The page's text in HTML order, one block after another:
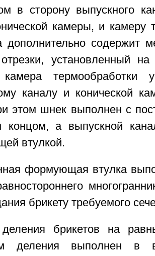
в сторону выпускного
камеры, и камеру
дополнительно содержит
установленный на
термообработки
каналу и конической
этом шнек выполнен с
концом, а выпускной
втулкой.
формующая втулка
брикету требуемого
брикетов на
деления выполнен в